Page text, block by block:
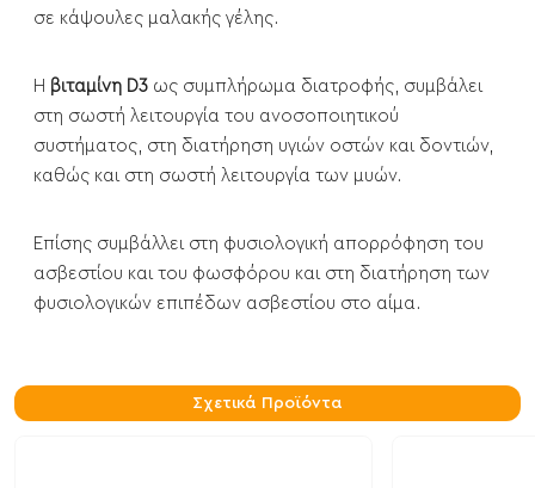
σε κάψουλες μαλακής γέλης.
Η βιταμίνη D3 ως συμπλήρωμα διατροφής, συμβάλει
στη σωστή λειτουργία του ανοσοποιητικού
συστήματος, στη διατήρηση υγιών οστών και δοντιών,
καθώς και στη σωστή λειτουργία των μυών.
Επίσης συμβάλλει στη φυσιολογική απορρόφηση του
ασβεστίου και του φωσφόρου και στη διατήρηση των
φυσιολογικών επιπέδων ασβεστίου στο αίμα.
Σχετικά Προϊόντα